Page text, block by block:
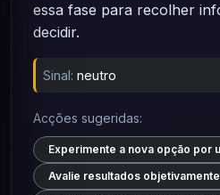
essa fase para recolher
decidir.
Sinal: neutro
Acções sugeridas:
Experimente a nova opção por
Avalie resultados